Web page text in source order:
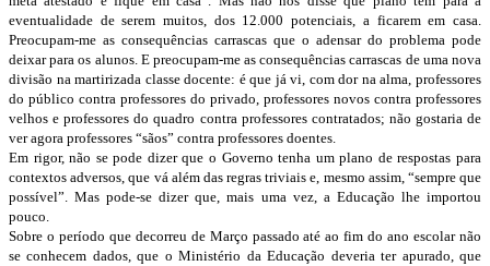
eventualidade de serem muitos, dos 12.000 potenciais, a ficarem em casa.
Preocupam-me as consequências carrascas que o adensar do problema pode
deixar para os alunos. E preocupam-me as consequências carrascas de uma nova
divisão na martirizada classe docente: é que já vi, com dor na alma, professores
do público contra professores do privado, professores novos contra professores
velhos e professores do quadro contra professores contratados; não gostaria de
ver agora professores “sãos” contra professores doentes.
Em rigor, não se pode dizer que o Governo tenha um plano de respostas para
contextos adversos, que vá além das regras triviais e, mesmo assim, “sempre que
possível”. Mas pode-se dizer que, mais uma vez, a Educação lhe importou
pouco.
Sobre o período que decorreu de Março passado até ao fim do ano escolar não
se conhecem dados, que o Ministério da Educação deveria ter apurado, que